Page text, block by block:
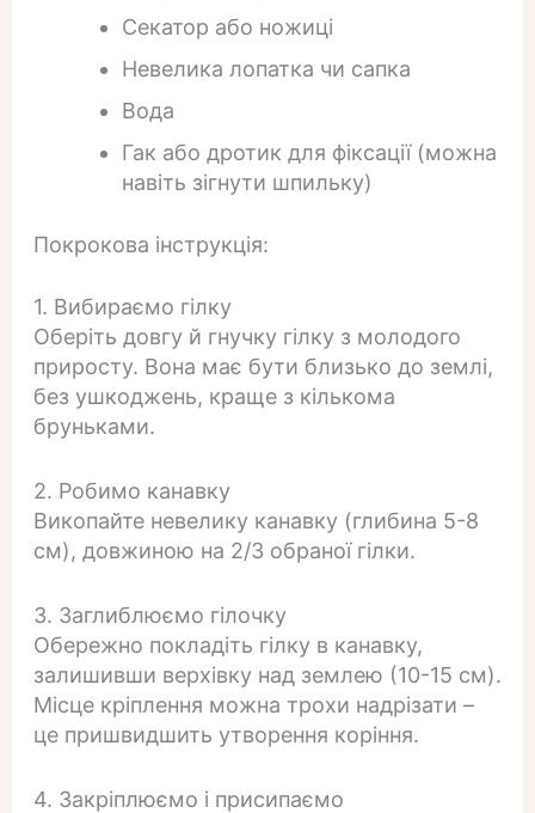
Секатор або ножиці
Невелика лопатка чи сапка
Вода
Гак або дротик для фіксації (можна
навіть зігнути шпильку)
Покрокова інструкція:
1. Вибираємо гілку
Оберіть довгу й гнучку гілку з молодого
приросту. Вона має бути близько до землі,
без ушкоджень, краще з кількома
бруньками.
2. Робимо канавку
Викопайте невелику канавку (глибина 5-8
см), довжиною на 2/3 обраної гілки.
3. Заглиблюємо гілочку
Обережно покладіть гілку в канавку,
залишивши верхівку над землею (10-15 см).
Місце кріплення можна трохи надрізати –
це пришвидшить утворення коріння.
4. Закріплюємо і присипаємо